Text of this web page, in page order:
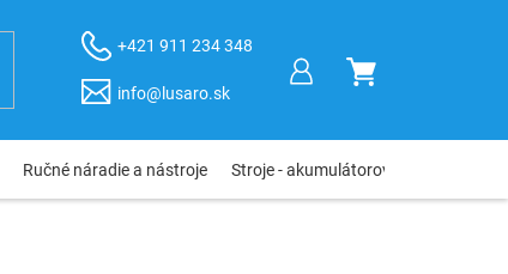
+421 911 234 348
info@lusaro.sk
NÁKUPNÝ
Ručné náradie a nástroje Stroje - akumulátorové, elektro,